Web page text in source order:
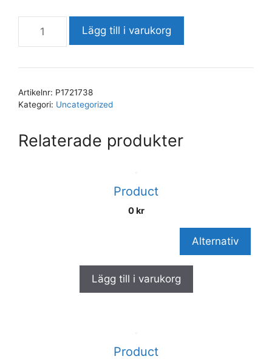
Lägg till i varukorg
Artikelnr: P1721738
Kategori: Uncategorized
Relaterade produkter
Product
0kr
Alternativ
Lägg till i varukorg
Product